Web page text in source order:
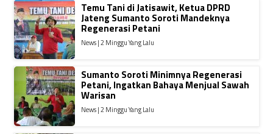
Temu Tani di Jatisawit, Ketua DPRD
Jateng Sumanto Soroti Mandeknya
Regenerasi Petani
News | 2 Minggu Yang Lalu
Sumanto Soroti Minimnya Regenerasi
Petani, Ingatkan Bahaya Menjual Sawah
Warisan
News | 2 Minggu Yang Lalu